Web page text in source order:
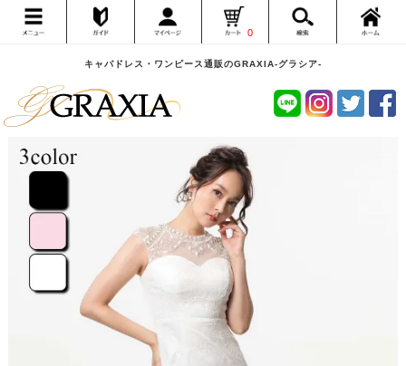
キャバドレス・ワンピース通販のGRAXIA-グラシア-
0